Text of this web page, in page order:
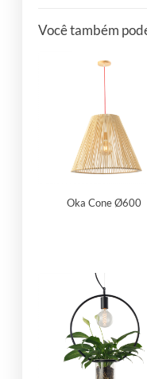
Você também
Oka Cone Ø600